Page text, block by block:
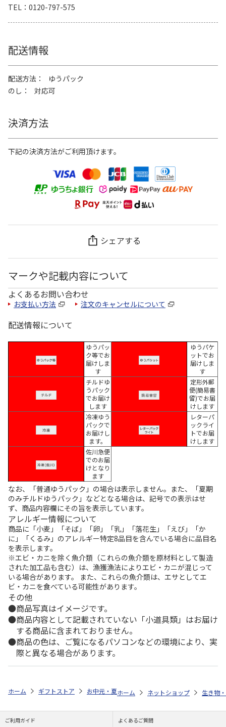
TEL
0120-797-575
配送情報
配送方法
ゆうパック
のし
対応可
決済方法
下記の決済方法がご利用頂けます。
シェアする
マークや記載内容について
よくあるお問い合わせ
お支払い方法 注文のキャンセルについて
配送情報について
ゆうパッ
ク等でお
届けしま
す
ゆうパケ
ットでお
届けしま
す
チルドゆ
うパック
でお届け
します
定形外郵
便(簡易書
留)でお届
けします
冷凍ゆう
パックで
お届けし
ます。
レターパ
ックライ
トでお届
けします
佐川急便
でのお届
けとなり
ます
なお、「普通ゆうパック」の場合は表示しません。また、「夏期
のみチルドゆうパック」などとなる場合は、記号での表示はせ
ず、商品内容欄にその旨を表示しています。
アレルギー情報について
商品に「小麦」「そば」「卵」「乳」「落花生」「えび」「か
に」「くるみ」のアレルギー特定8品目を含んでいる場合に品目名
を表示します。
※エビ・カニを除く魚介類（これらの魚介類を原材料として製造
された加工品も含む）は、漁獲漁法によりエビ・カニが混じって
いる場合があります。 また、これらの魚介類は、エサとしてエ
ビ・カニを食べている可能性があります。
その他
商品写真はイメージです。
商品内容として記載されていない「小道具類」はお届け
する商品に含まれておりません。
商品の色は、ご覧になるパソコンなどの環境により、実
際と異なる場合があります。
ホーム ギフトストア お中元・夏ギフト特集 2026 ゆうゆうギフト
ホーム ネットショップ 生き物
ご利用ガイド よくあるご質問